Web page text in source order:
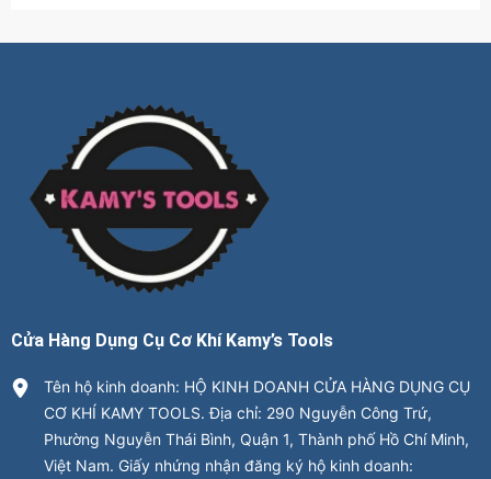
Cửa Hàng Dụng Cụ Cơ Khí Kamy’s Tools
Tên hộ kinh doanh: HỘ KINH DOANH CỬA HÀNG DỤNG CỤ
CƠ KHÍ KAMY TOOLS. Địa chỉ: 290 Nguyễn Công Trứ,
Phường Nguyễn Thái Bình, Quận 1, Thành phố Hồ Chí Minh,
Việt Nam. Giấy nhứng nhận đăng ký hộ kinh doanh: